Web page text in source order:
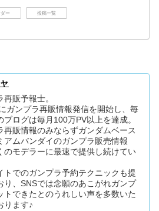
ー 投稿一覧
再販予報士。
ガンプラ再販情報発信を開始し、毎
ブログは毎月100万PV以上を達成。
再販情報のみならずガンダムベース
アムバンダイのガンプラ販売情報
のモデラーに最速で提供し続けてい
トでのガンプラ予約テクニックも提
り、SNSでは念願のあこがれガンプ
トできたとのうれしい声を多数いた
ります♪